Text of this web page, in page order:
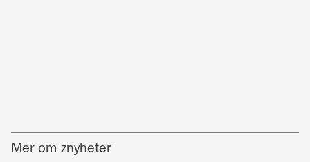
Mer om znyheter